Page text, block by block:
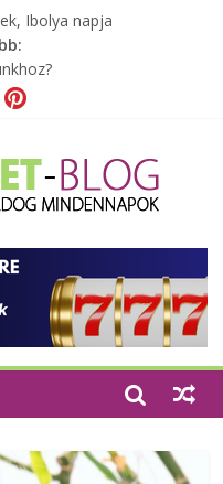
Ibolya napja
környezetbarát